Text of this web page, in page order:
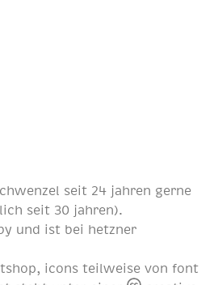
seit 24 jahren gerne
seit 30 jahren).
und ist bei hetzner
, icons teilweise von font